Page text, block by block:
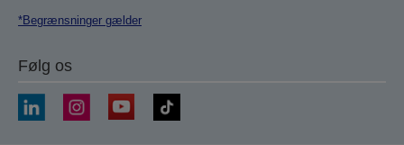
*Begrænsninger gælder
Følg os